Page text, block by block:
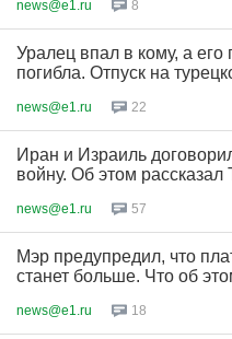
news@e1.ru 8
Уралец впал в кому, а его
погибла. Отпуск на
news@e1.ru 22
Иран и Израиль
войну. Об этом рассказал
news@e1.ru 57
Мэр предупредил, что
станет больше. Что об
news@e1.ru 18